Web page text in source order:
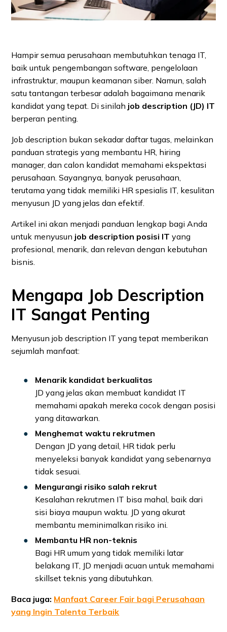
Hampir semua perusahaan membutuhkan tenaga IT,
baik untuk pengembangan software, pengelolaan
infrastruktur, maupun keamanan siber. Namun, salah
satu tantangan terbesar adalah bagaimana menarik
kandidat yang tepat. Di sinilah job description (JD) IT
berperan penting.
Job description bukan sekadar daftar tugas, melainkan
panduan strategis yang membantu HR, hiring
manager, dan calon kandidat memahami ekspektasi
perusahaan. Sayangnya, banyak perusahaan,
terutama yang tidak memiliki HR spesialis IT, kesulitan
menyusun JD yang jelas dan efektif.
Artikel ini akan menjadi panduan lengkap bagi Anda
untuk menyusun job description posisi IT yang
profesional, menarik, dan relevan dengan kebutuhan
bisnis.
Mengapa Job Description
IT Sangat Penting
Menyusun job description IT yang tepat memberikan
sejumlah manfaat:
Menarik kandidat berkualitas
JD yang jelas akan membuat kandidat IT
memahami apakah mereka cocok dengan posisi
yang ditawarkan.
Menghemat waktu rekrutmen
Dengan JD yang detail, HR tidak perlu
menyeleksi banyak kandidat yang sebenarnya
tidak sesuai.
Mengurangi risiko salah rekrut
Kesalahan rekrutmen IT bisa mahal, baik dari
sisi biaya maupun waktu. JD yang akurat
membantu meminimalkan risiko ini.
Membantu HR non-teknis
Bagi HR umum yang tidak memiliki latar
belakang IT, JD menjadi acuan untuk memahami
skillset teknis yang dibutuhkan.
Baca juga: Manfaat Career Fair bagi Perusahaan
yang Ingin Talenta Terbaik